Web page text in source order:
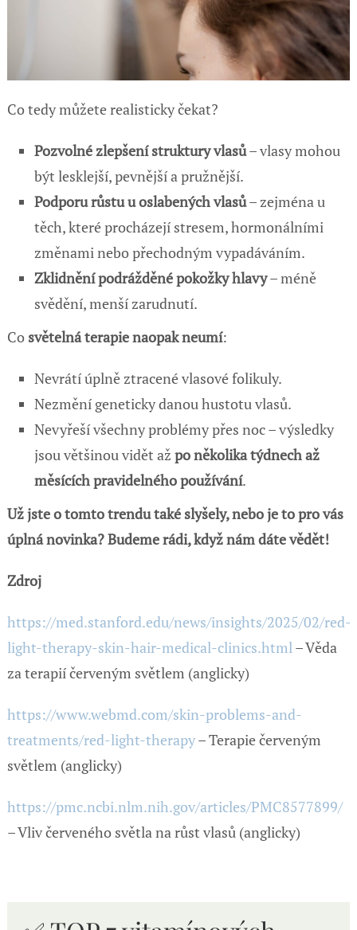
Co tedy můžete realisticky čekat?
Pozvolné zlepšení struktury vlasů– vlasy mohou
být lesklejší, pevnější a pružnější.
Podporu růstu u oslabených vlasů– zejména u
těch, které procházejí stresem, hormonálními
změnami nebo přechodným vypadáváním.
Zklidnění podrážděné pokožky hlavy– méně
svědění, menší zarudnutí.
Co světelná terapie naopak neumí:
Nevrátí úplně ztracené vlasové folikuly.
Nezmění geneticky danou hustotu vlasů.
Nevyřeší všechny problémy přes noc – výsledky
jsou většinou vidět ažpo několika týdnech až
měsících pravidelného používání.
Už jste o tomto trendu také slyšely, nebo je to pro vás
úplná novinka? Budeme rádi, když nám dáte vědět!
Zdroj
https://med.stanford.edu/news/insights/2025/02/red-
light-therapy-skin-hair-medical-clinics.html– Věda
za terapií červeným světlem (anglicky)
https://www.webmd.com/skin-problems-and-
treatments/red-light-therapy– Terapie červeným
světlem (anglicky)
https://pmc.ncbi.nlm.nih.gov/articles/PMC8577899/
– Vliv červeného světla na růst vlasů (anglicky)